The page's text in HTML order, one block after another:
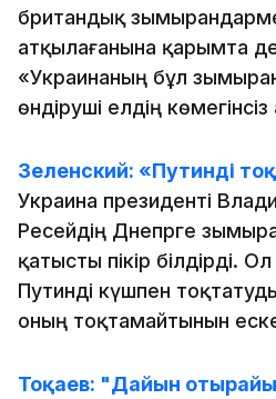
британдық
атқылағанына қарымта
«Украинаның бұл
өндіруші елдің
Зеленский: «Путинді
Украина президенті
Ресейдің Днепрге
қатысты пікір білдірді.
Путинді күшпен
оның тоқтамайтынын
Тоқаев: "Дайын